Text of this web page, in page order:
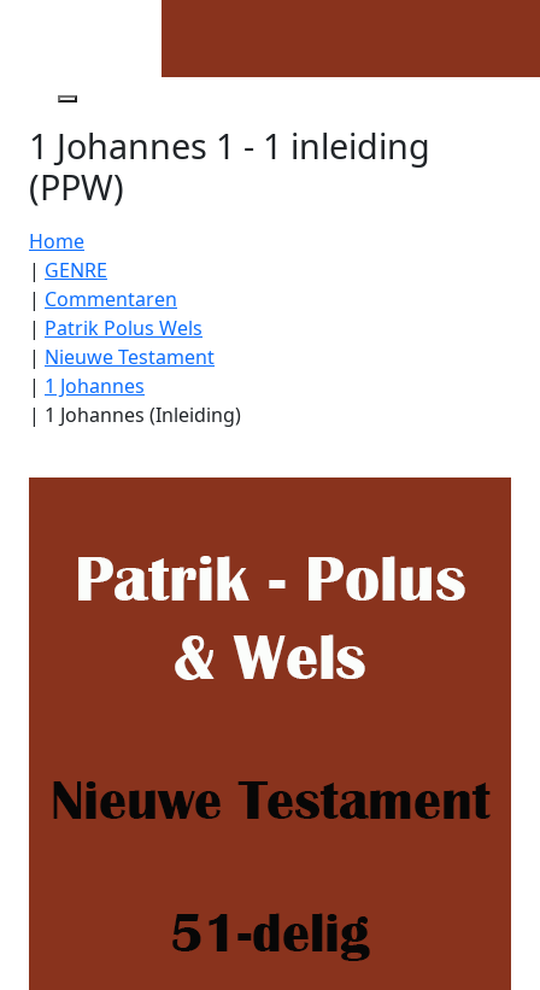
1 Johannes 1 - 1 inleiding
(PPW)
Home
| GENRE
| Commentaren
| Patrik Polus Wels
| Nieuwe Testament
| 1 Johannes
| 1 Johannes (Inleiding)